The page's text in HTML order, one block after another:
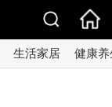
生活家居 健康养